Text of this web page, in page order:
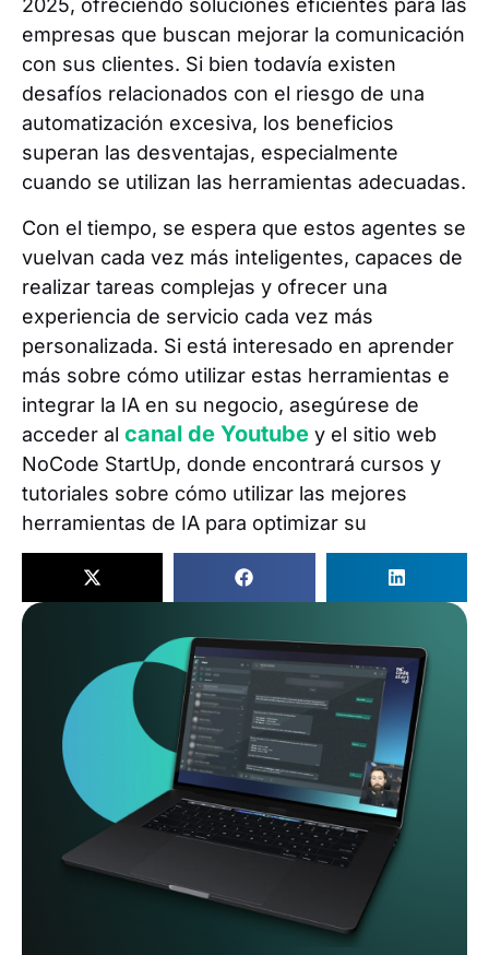
2025, ofreciendo soluciones eficientes para las
empresas que buscan mejorar la comunicación
con sus clientes. Si bien todavía existen
desafíos relacionados con el riesgo de una
automatización excesiva, los beneficios
superan las desventajas, especialmente
cuando se utilizan las herramientas adecuadas.
Con el tiempo, se espera que estos agentes se
vuelvan cada vez más inteligentes, capaces de
realizar tareas complejas y ofrecer una
experiencia de servicio cada vez más
personalizada. Si está interesado en aprender
más sobre cómo utilizar estas herramientas e
integrar la IA en su negocio, asegúrese de
acceder al canal de Youtube y el sitio web
NoCode StartUp, donde encontrará cursos y
tutoriales sobre cómo utilizar las mejores
herramientas de IA para optimizar su